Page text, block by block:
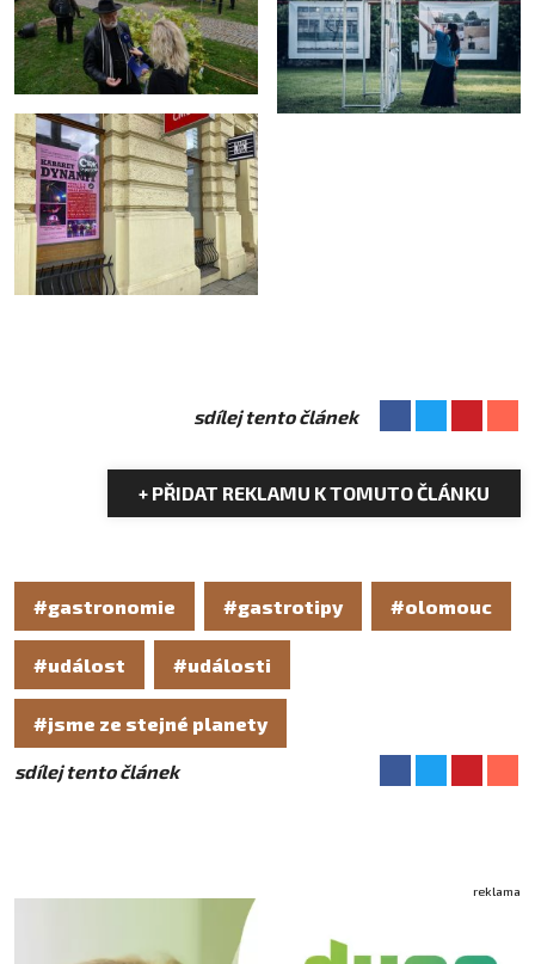
sdílej tento článek
+ PŘIDAT REKLAMU K TOMUTO ČLÁNKU
#gastronomie #gastrotipy #olomouc
#událost #události
#jsme ze stejné planety
sdílej tento článek
reklama